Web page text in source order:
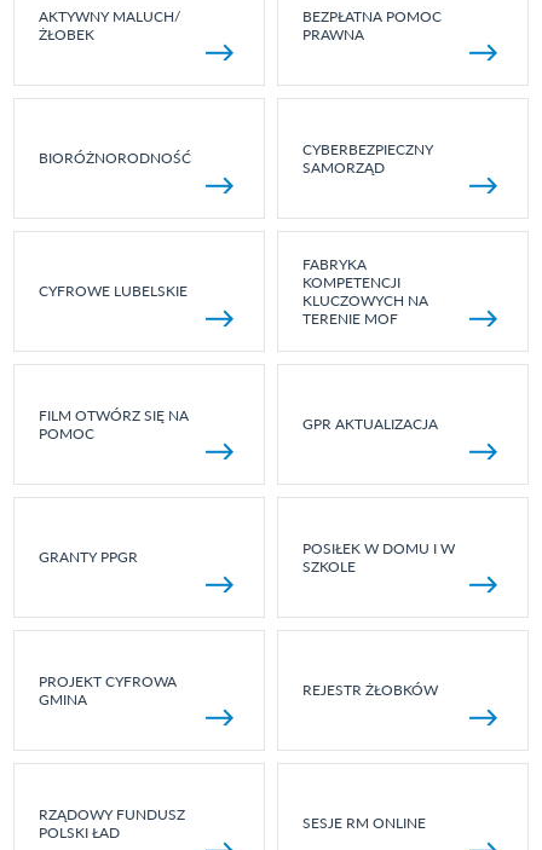
AKTYWNY MALUCH/
ŻŁOBEK
BEZPŁATNA POMOC
PRAWNA
BIORÓŻNORODNOŚĆ
CYBERBEZPIECZNY
SAMORZĄD
CYFROWE LUBELSKIE
FABRYKA
KOMPETENCJI
KLUCZOWYCH NA
TERENIE MOF
FILM OTWÓRZ SIĘ NA
POMOC
GPR AKTUALIZACJA
GRANTY PPGR
POSIŁEK W DOMU I W
SZKOLE
PROJEKT CYFROWA
GMINA
REJESTR ŻŁOBKÓW
RZĄDOWY FUNDUSZ
POLSKI ŁAD
SESJE RM ONLINE